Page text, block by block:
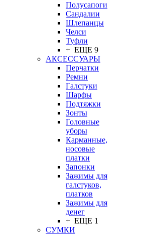
Полусапоги
Сандалии
Шлепанцы
Челси
Туфли
+ ЕЩЕ 9
АКСЕССУАРЫ
Перчатки
Ремни
Галстуки
Шарфы
Подтяжки
Зонты
Головные
уборы
Карманные,
носовые
платки
Запонки
Зажимы для
галстуков,
платков
Зажимы для
денег
+ ЕЩЕ 1
СУМКИ